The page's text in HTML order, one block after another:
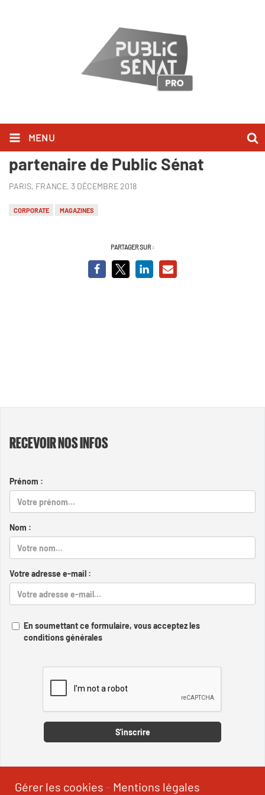
MENU
Le Groupe Casino, nouveau
partenaire de Public Sénat
PARIS, FRANCE, 3 DÉCEMBRE 2018
CORPORATE MAGAZINES
PARTAGER SUR :
RECEVOIR NOS INFOS
Prénom :
Nom :
Votre adresse e-mail :
En soumettant ce formulaire, vous acceptez les
conditions générales
S'inscrire
Gérer les cookies - Mentions légales